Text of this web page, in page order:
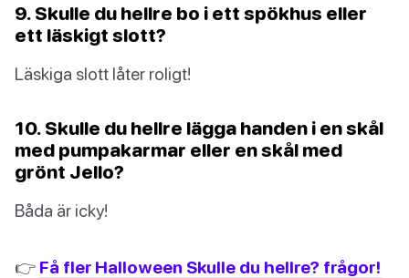
9. Skulle du hellre bo i ett spökhus eller
ett läskigt slott?
Läskiga slott låter roligt!
10. Skulle du hellre lägga handen i en skål
med pumpakarmar eller en skål med
grönt Jello?
Båda är icky!
👉 Få fler Halloween Skulle du hellre? frågor!